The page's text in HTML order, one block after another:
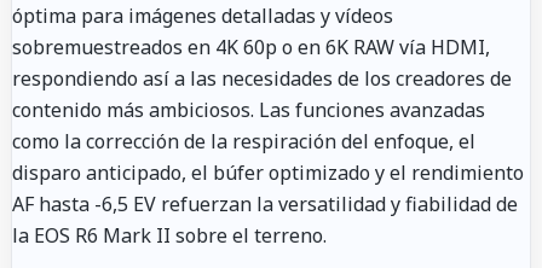
óptima para imágenes detalladas y vídeos
sobremuestreados en 4K 60p o en 6K RAW vía HDMI,
respondiendo así a las necesidades de los creadores de
contenido más ambiciosos. Las funciones avanzadas
como la corrección de la respiración del enfoque, el
disparo anticipado, el búfer optimizado y el rendimiento
AF hasta -6,5 EV refuerzan la versatilidad y fiabilidad de
la EOS R6 Mark II sobre el terreno.